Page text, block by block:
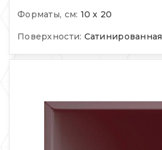
Форматы, см: 10 x 20
Поверхности: Сатинированная